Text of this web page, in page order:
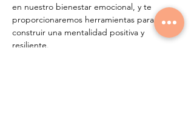
en nuestro bienestar emocional, y te
proporcionaremos herramientas para
construir una mentalidad positiva y
resiliente.